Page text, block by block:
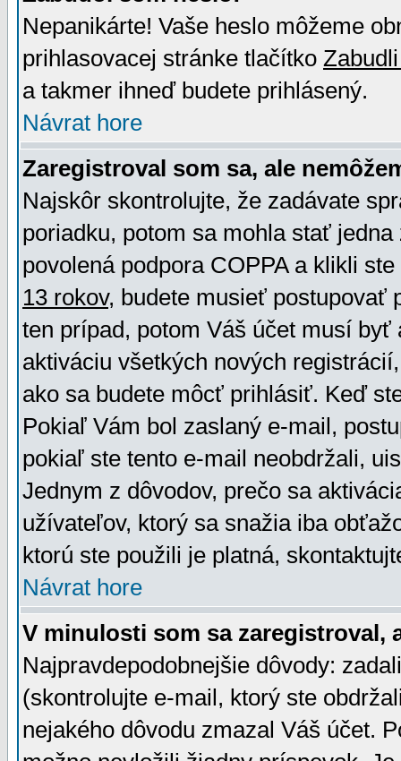
Nepanikárte! Vaše heslo môžeme
prihlasovacej stránke tlačítko
a takmer ihneď budete prihlásený.
Návrat hore
Zaregistroval som sa, ale
Najskôr skontrolujte, že zadávate
poriadku, potom sa mohla stať
povolená podpora COPPA a klikli
13 rokov, budete musieť postupovať
ten prípad, potom Váš účet musí
aktiváciu všetkých nových
ako sa budete môcť prihlásiť. Keď
Pokiaľ Vám bol zaslaný e-mail,
pokiaľ ste tento e-mail neobdržali,
Jednym z dôvodov, prečo sa
užívateľov, ktorý sa snažia iba
ktorú ste použili je platná,
Návrat hore
V minulosti som sa zaregistroval,
Najpravdepodobnejšie dôvody:
(skontrolujte e-mail, ktorý ste
nejakého dôvodu zmazal Váš účet.